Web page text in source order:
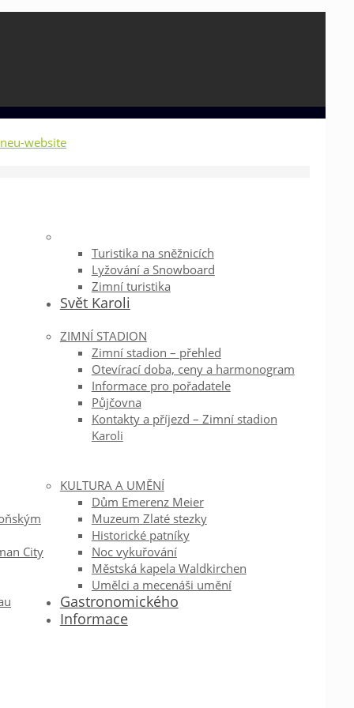
Turistika na sněžnicích
Lyžování a Snowboard
Zimní turistika
Svět Karoli
ZIMNÍ STADION
Zimní stadion – přehled
Otevírací doba, ceny a harmonogram
Informace pro pořadatele
Půjčovna
Kontakty a příjezd – Zimní stadion
Karoli
City
KULTURA A UMĚNÍ
Dům Emerenz Meier
Muzeum Zlaté stezky
Historické patníky
Noc vykuřování
Městská kapela Waldkirchen
Umělci a mecenáši umění
Gastronomického
Informace